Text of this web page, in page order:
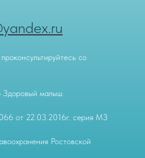
со
Здоровый малыш
от 22.03.2016г. серия МЗ
Ростовской